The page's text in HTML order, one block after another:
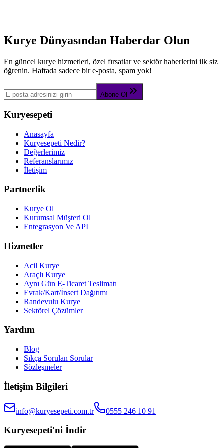
Kurye Dünyasından Haberdar Olun
En güncel kurye hizmetleri, özel fırsatlar ve sektör haberlerini ilk siz
öğrenin. Haftada sadece bir e-posta, spam yok!
Abone Ol
Kuryesepeti
Anasayfa
Kuryesepeti Nedir?
Değerlerimiz
Referanslarımız
İletişim
Partnerlik
Kurye Ol
Kurumsal Müşteri Ol
Entegrasyon Ve API
Hizmetler
Acil Kurye
Araçlı Kurye
Aynı Gün E-Ticaret Teslimatı
Evrak/Kart/İnsert Dağıtımı
Randevulu Kurye
Sektörel Çözümler
Yardım
Blog
Sıkça Sorulan Sorular
Sözleşmeler
İletişim Bilgileri
info@kuryesepeti.com.tr 0555 246 10 91
Kuryesepeti'ni İndir